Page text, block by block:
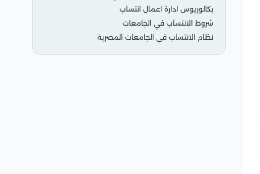
بكالوريوس ادارة اعمال انتساب
شروط الانتساب في الجامعات
نظام الانتساب في الجامعات المصرية